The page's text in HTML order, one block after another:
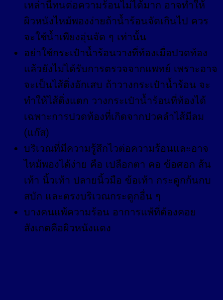
เหล่านี้ทนต่อความร้อนไม่ได้มาก อาจทำให้
ผิวหนังไหม้พองง่ายถ้าน้ำร้อนจัดเกินไป ควร
จะใช้น้ำเพียงอุ่นจัด ๆ เท่านั้น
อย่าใช้กระเป๋าน้ำร้อนวางที่ท้องเมื่อปวดท้อง
แล้วยังไม่ได้รับการตรวจจากแพทย์ เพราะอาจ
จะเป็นไส้ติ่งอักเสบ ถ้าวางกระเป๋าน้ำร้อน จะ
ทำให้ไส้ติ่งแตก วางกระเป๋าน้ำร้อนที่ท้องได้
เฉพาะการปวดท้องที่เกิดจากปวคลำไส้มีลม
(แก๊ส)
บริเวณที่มีความรู้สึกไวต่อความร้อนและอาจ
ไหม้พองได้ง่าย คือ เปลือกตา คอ ข้อศอก ส้น
เท้า นิ้วเท้า ปลายนิ้วมือ ข้อเท้า กระดูกก้นกบ
สบัก และตรงบริเวณกระดูกอื่น ๆ
บางคนแพ้ความร้อน อาการแพ้ที่ต้องคอย
สังเกตคือผิวหนังแดง